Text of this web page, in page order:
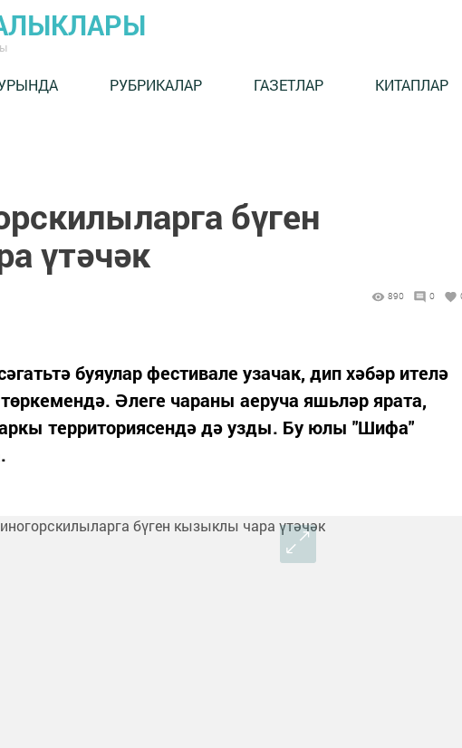
РУБРИКАЛАР ГАЗЕТЛАР КИТАПЛАР
бүген
үтәчәк
890 0
буяулар фестивале узачак, дип хәбәр ителә
Әлеге чараны аеруча яшьләр ярата,
территориясендә дә узды. Бу юлы "Шифа"